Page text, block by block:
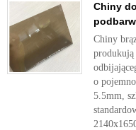
Chiny
Chiny
produkują
o
5.5mm,